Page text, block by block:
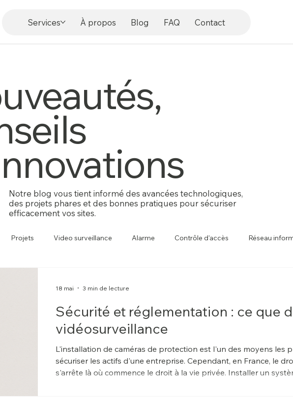
Services À propos Blog FAQ Contact
Notre blog vous tient informé des avancées technologiques,
des projets phares et des bonnes pratiques pour sécuriser
efficacement vos sites.
Projets Video surveillance Alarme Contrôle d'accès Réseau
Sécurité et réglementation : ce que
vidéosurveillance
L'installation de caméras de protection est l'un des moyens les
sécuriser les actifs d'une entreprise. Cependant, en France, le
s'arrête là où commence le droit à la vie privée. Installer un
18 mai 3 min de lecture